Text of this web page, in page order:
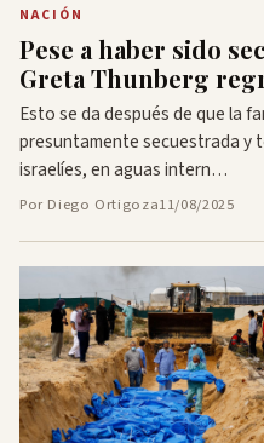
NACIÓN
Pese a haber sido
Greta Thunberg
Esto se da después de que la
presuntamente secuestrada y
israelíes, en aguas intern…
Por Diego Ortigoza11/08/2025